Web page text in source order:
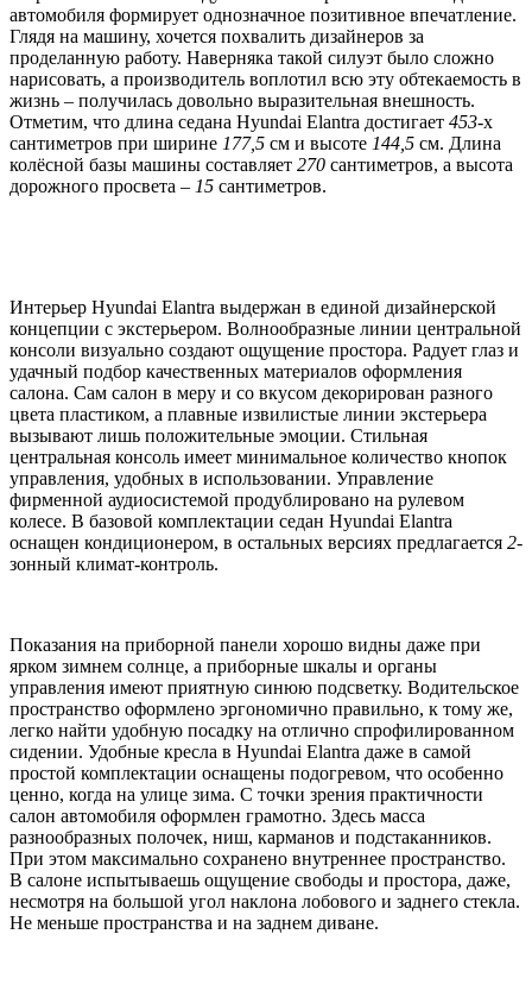
автомобиля формирует однозначное позитивное впечатление.
Глядя на машину, хочется похвалить дизайнеров за
проделанную работу. Наверняка такой силуэт было сложно
нарисовать, а производитель воплотил всю эту обтекаемость в
жизнь – получилась довольно выразительная внешность.
Отметим, что длина седана Hyundai Elantra достигает 453-х
сантиметров при ширине 177,5 см и высоте 144,5 см. Длина
колёсной базы машины составляет 270 сантиметров, а высота
дорожного просвета – 15 сантиметров.
Интерьер Hyundai Elantra выдержан в единой дизайнерской
концепции с экстерьером. Волнообразные линии центральной
консоли визуально создают ощущение простора. Радует глаз и
удачный подбор качественных материалов оформления
салона. Сам салон в меру и со вкусом декорирован разного
цвета пластиком, а плавные извилистые линии экстерьера
вызывают лишь положительные эмоции. Стильная
центральная консоль имеет минимальное количество кнопок
управления, удобных в использовании. Управление
фирменной аудиосистемой продублировано на рулевом
колесе. В базовой комплектации седан Hyundai Elantra
оснащен кондиционером, в остальных версиях предлагается 2-
зонный климат-контроль.
Показания на приборной панели хорошо видны даже при
ярком зимнем солнце, а приборные шкалы и органы
управления имеют приятную синюю подсветку. Водительское
пространство оформлено эргономично правильно, к тому же,
легко найти удобную посадку на отлично спрофилированном
сидении. Удобные кресла в Hyundai Elantra даже в самой
простой комплектации оснащены подогревом, что особенно
ценно, когда на улице зима. С точки зрения практичности
салон автомобиля оформлен грамотно. Здесь масса
разнообразных полочек, ниш, карманов и подстаканников.
При этом максимально сохранено внутреннее пространство.
В салоне испытываешь ощущение свободы и простора, даже,
несмотря на большой угол наклона лобового и заднего стекла.
Не меньше пространства и на заднем диване.